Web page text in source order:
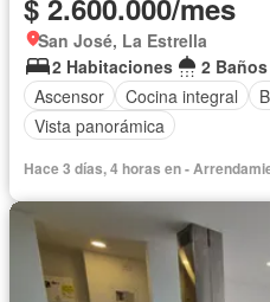
$ 2.600.000/mes
San José, La Estrella
2 Habitaciones
2 Baños
Ascensor
Cocina integral
Vista panorámica
Hace 3 días, 4 horas en -